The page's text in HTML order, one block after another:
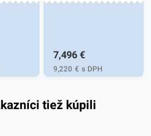
7,496 €
9,220 € s DPH
tiež kúpili